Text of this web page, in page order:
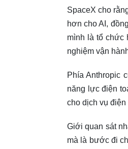
SpaceX cho
hơn cho AI,
mình là tổ chức
nghiệm vận
Phía Anthropic
năng lực điện
cho dịch vụ
Giới quan sát
mà là bước đi